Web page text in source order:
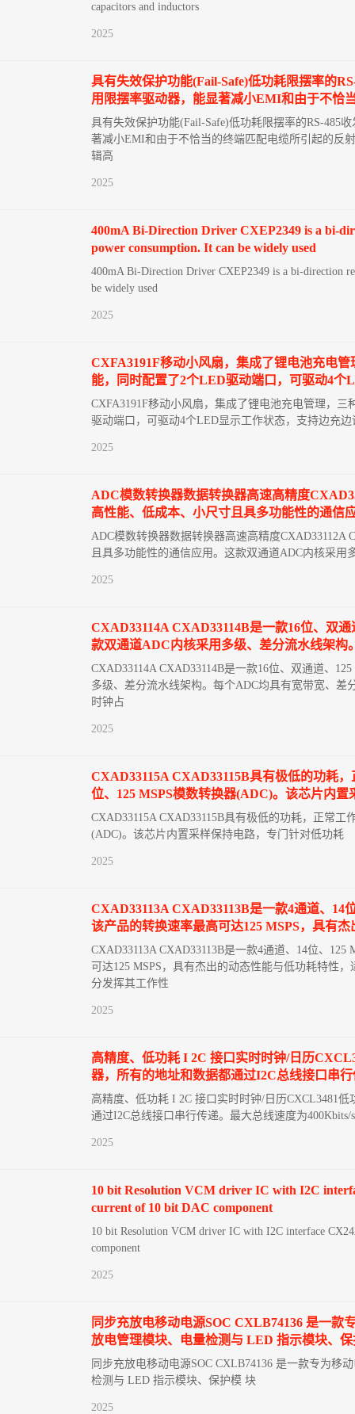
capacitors and inductors
2025
具有失效保护功能(Fail-Safe)低功耗限摆率的
用限摆率驱动器，能显著减小EMI和由于不恰
具有失效保护功能(Fail-Safe)低功耗限摆率的RS-485
著减小EMI和由于不恰当的终端匹配电缆所引起的反
辑高
2025
400mA Bi-Direction Driver CXEP2349 is a bi-
power consumption. It can be widely used
400mA Bi-Direction Driver CXEP2349 is a bi-direction
be widely used
2025
CXFA3191F移动小风扇，集成了锂电池充电
能，同时配置了2个LED驱动端口，可驱动4
CXFA3191F移动小风扇，集成了锂电池充电管理，
驱动端口，可驱动4个LED显示工作状态，支持边充
2025
ADC模数转换器数据转换器高速高精度
高性能、低成本、小尺寸且具多功能性的通信
ADC模数转换器数据转换器高速高精度CXAD33112A
且具多功能性的通信应用。这款双通道ADC内核采
2025
CXAD33114A CXAD33114B是一款16位、双
款双通道ADC内核采用多级、差分流水线架
CXAD33114A CXAD33114B是一款16位、双通道、
多级、差分流水线架构。每个ADC均具有宽带宽、
时钟占
2025
CXAD33115A CXAD33115B具有极低的功耗
位、125 MSPS模数转换器(ADC)。该芯片内
CXAD33115A CXAD33115B具有极低的功耗，正常
(ADC)。该芯片内置采样保持电路，专门针对低功耗
2025
CXAD33113A CXAD33113B是一款4通道、
该产品的转换速率最高可达125 MSPS，具有
CXAD33113A CXAD33113B是一款4通道、14位、
可达125 MSPS，具有杰出的动态性能与低功耗特性
分发挥其工作性
2025
高精度、低功耗 I 2C 接口实时时钟/日历
器，所有的地址和数据都通过I2C总线接口串
高精度、低功耗 I 2C 接口实时时钟/日历CXCL3481
通过I2C总线接口串行传递。最大总线速度为
2025
10 bit Resolution VCM driver IC with I2C
current of 10 bit DAC component
10 bit Resolution VCM driver IC with I2C interface
component
2025
同步充放电移动电源SOC CXLB74136 是一
放电管理模块、电量检测与 LED 指示模块、
同步充放电移动电源SOC CXLB74136 是一款专为
检测与 LED 指示模块、保护模 块
2025